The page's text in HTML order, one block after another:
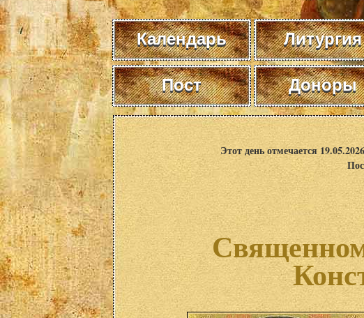
Календарь Литургия
Пост Доноры
Этот день отмечается